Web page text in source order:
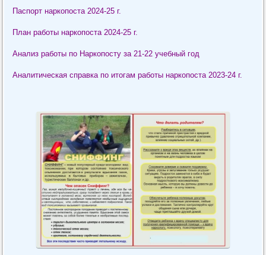
Паспорт наркопоста 2024-25 г.
План работы наркопоста 2024-25 г.
Анализ работы по Наркопосту за 21-22 учебный год
Аналитическая справка по итогам работы наркопоста 2023-24 г.